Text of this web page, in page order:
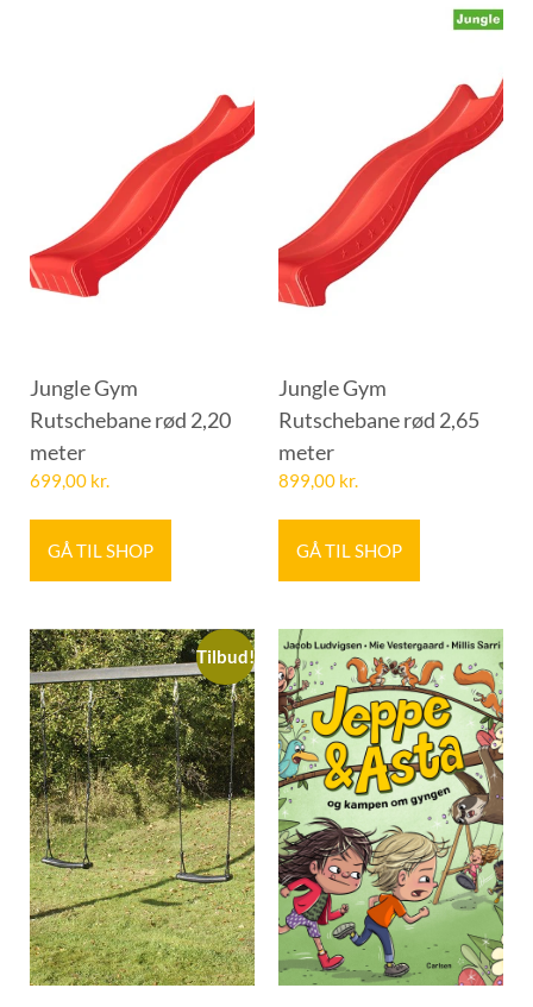
Jungle Gym
Rutschebane rød 2,20
meter
699,00 kr.
GÅ TIL SHOP
Jungle Gym
Rutschebane rød 2,65
meter
899,00 kr.
GÅ TIL SHOP
Tilbud!